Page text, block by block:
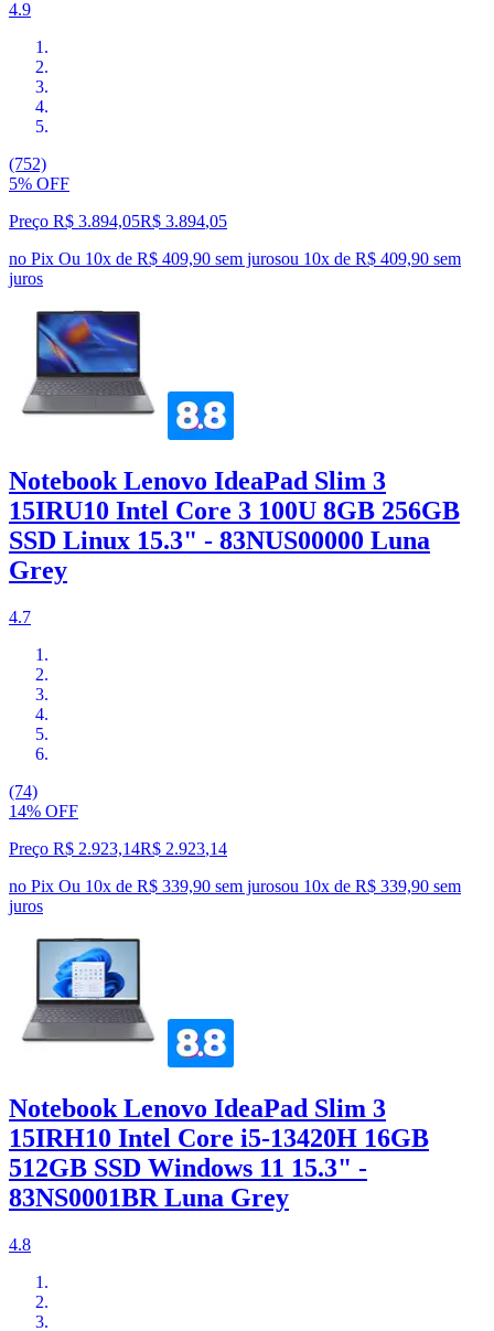
4.9
(752)
5% OFF
Preço R$ 3.894,05R$ 3.894,05
no Pix Ou 10x de R$ 409,90 sem jurosou 10x de R$ 409,90 sem
juros
Notebook Lenovo IdeaPad Slim 3
15IRU10 Intel Core 3 100U 8GB 256GB
SSD Linux 15.3" - 83NUS00000 Luna
Grey
4.7
(74)
14% OFF
Preço R$ 2.923,14R$ 2.923,14
no Pix Ou 10x de R$ 339,90 sem jurosou 10x de R$ 339,90 sem
juros
Notebook Lenovo IdeaPad Slim 3
15IRH10 Intel Core i5-13420H 16GB
512GB SSD Windows 11 15.3" -
83NS0001BR Luna Grey
4.8